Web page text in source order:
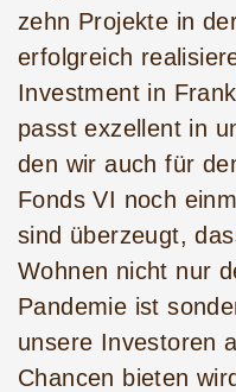
zehn Projekte in
erfolgreich
Investment in
passt exzellent in
den wir auch für
Fonds VI noch
sind überzeugt,
Wohnen nicht nur
Pandemie ist
unsere Investoren
Chancen bieten